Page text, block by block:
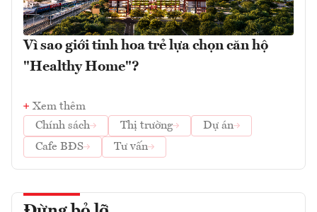
Vì sao giới tinh hoa trẻ lựa chọn căn hộ
"Healthy Home"?
Xem thêm
Chính sách
Thị trường
Dự án
Cafe BĐS
Tư vấn